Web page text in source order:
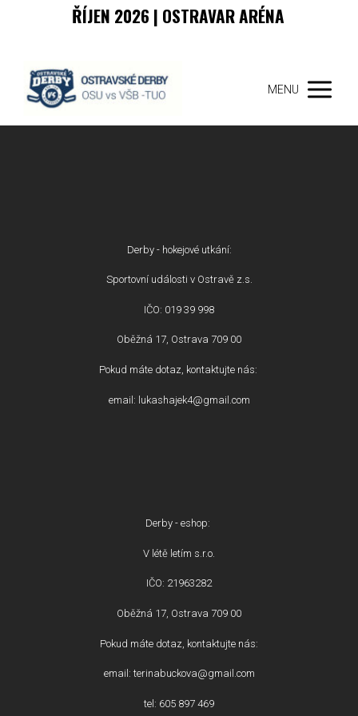
ŘÍJEN 2026 | OSTRAVAR ARÉNA
MENU
Derby - hokejové utkání:
Sportovní události v Ostravě z.s.
IČO: 019 39 998
Oběžná 17, Ostrava 709 00
Pokud máte dotaz, kontaktujte nás:
email: lukashajek4@gmail.com
Derby - eshop:
V létě letím s.r.o.
IČO: 21963282
Oběžná 17, Ostrava 709 00
Pokud máte dotaz, kontaktujte nás:
email: terinabuckova@gmail.com
tel: 605 897 469